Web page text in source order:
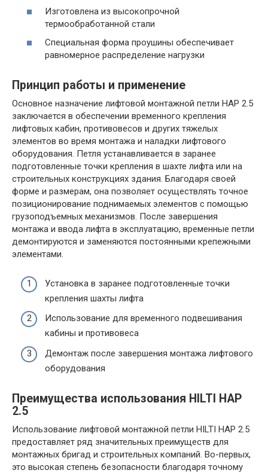
Изготовлена из высокопрочной
термообработанной стали
Специальная форма проушины обеспечивает
равномерное распределение нагрузки
Принцип работы и применение
Основное назначение лифтовой монтажной петли HAP 2.5
заключается в обеспечении временного крепления
лифтовых кабин, противовесов и других тяжелых
элементов во время монтажа и наладки лифтового
оборудования. Петля устанавливается в заранее
подготовленные точки крепления в шахте лифта или на
строительных конструкциях здания. Благодаря своей
форме и размерам, она позволяет осуществлять точное
позиционирование поднимаемых элементов с помощью
грузоподъемных механизмов. После завершения
монтажа и ввода лифта в эксплуатацию, временные петли
демонтируются и заменяются постоянными крепежными
элементами.
Установка в заранее подготовленные точки
крепления шахты лифта
Использование для временного подвешивания
кабины и противовеса
Демонтаж после завершения монтажа лифтового
оборудования
Преимущества использования HILTI HAP
2.5
Использование лифтовой монтажной петли HILTI HAP 2.5
предоставляет ряд значительных преимуществ для
монтажных бригад и строительных компаний. Во-первых,
это высокая степень безопасности благодаря точному